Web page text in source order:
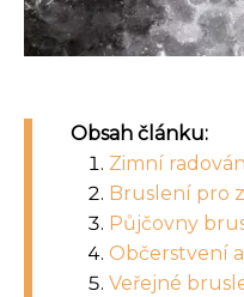
Obsah článku:
Zimní
Bruslení pro
Půjčovny
Občerstvení
Veřejné